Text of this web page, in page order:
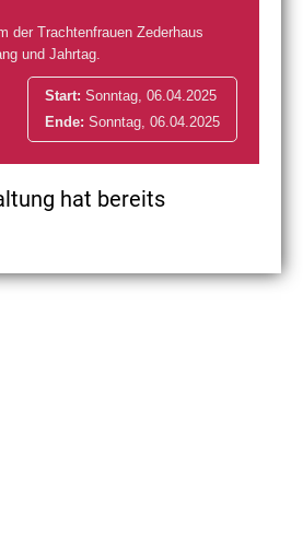
der Trachtenfrauen Zederhaus
und Jahrtag.
Start: Sonntag, 06.04.2025
Ende: Sonntag, 06.04.2025
hat bereits